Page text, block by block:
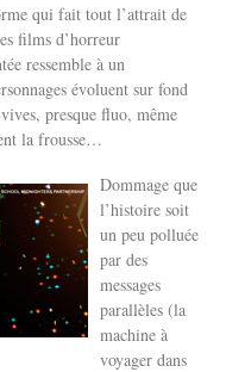
qui fait tout l’attrait de
films d’horreur
ressemble à un
évoluent sur fond
presque fluo, même
la frousse…
Dommage que
l’histoire soit
un peu polluée
par des
messages
parallèles (la
machine à
voyager dans